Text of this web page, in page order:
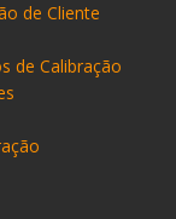
de Cliente
de Calibração